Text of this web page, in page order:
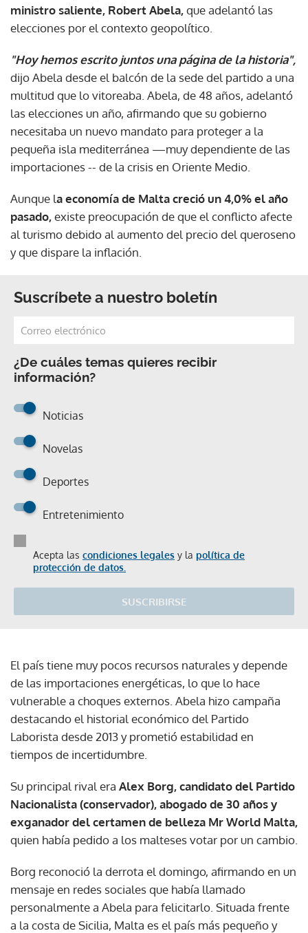
ministro saliente, Robert Abela,que adelantó las
elecciones por el contexto geopolítico.
"Hoy hemos escrito juntos una página de la historia",
dijo Abela desde el balcón de la sede del partido a una
multitud que lo vitoreaba. Abela, de 48 años, adelantó
las elecciones un año, afirmando que su gobierno
necesitaba un nuevo mandato para proteger a la
pequeña isla mediterránea —muy dependiente de las
importaciones -- de la crisis en Oriente Medio.
Aunque la economía de Malta creció un 4,0% el año
pasado,existe preocupación de que el conflicto afecte
al turismo debido al aumento del precio del queroseno
y que dispare la inflación.
Suscríbete a nuestro boletín
¿De cuáles temas quieres recibir
información?
Noticias
Novelas
Deportes
Entretenimiento
Acepta las condiciones legales y la política de
protección de datos.
SUSCRIBIRSE
El país tiene muy pocos recursos naturales y depende
de las importaciones energéticas, lo que lo hace
vulnerable a choques externos. Abela hizo campaña
destacando el historial económico del Partido
Laborista desde 2013 y prometió estabilidad en
tiempos de incertidumbre.
Su principal rival era Alex Borg, candidato del Partido
Nacionalista (conservador), abogado de 30 años y
exganador del certamen de belleza Mr World Malta,
quien había pedido a los malteses votar por un cambio.
Borg reconoció la derrota el domingo, afirmando en un
mensaje en redes sociales que había llamado
personalmente a Abela para felicitarlo. Situada frente
a la costa de Sicilia, Malta es el país más pequeño y